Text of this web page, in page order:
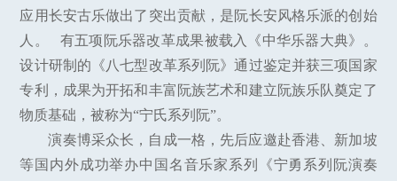
应用长安古乐做出了突出贡献，是阮长安风格乐派的创始
人。 有五项阮乐器改革成果被载入《中华乐器大典》。
设计研制的《八七型改革系列阮》通过鉴定并获三项国家
专利，成果为开拓和丰富阮族艺术和建立阮族乐队奠定了
物质基础，被称为“宁氏系列阮”。
演奏博采众长，自成一格，先后应邀赴香港、新加坡
等国内外成功举办中国名音乐家系列《宁勇系列阮演奏